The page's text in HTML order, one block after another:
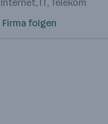
Internet, IT, Telekom
Firma folgen